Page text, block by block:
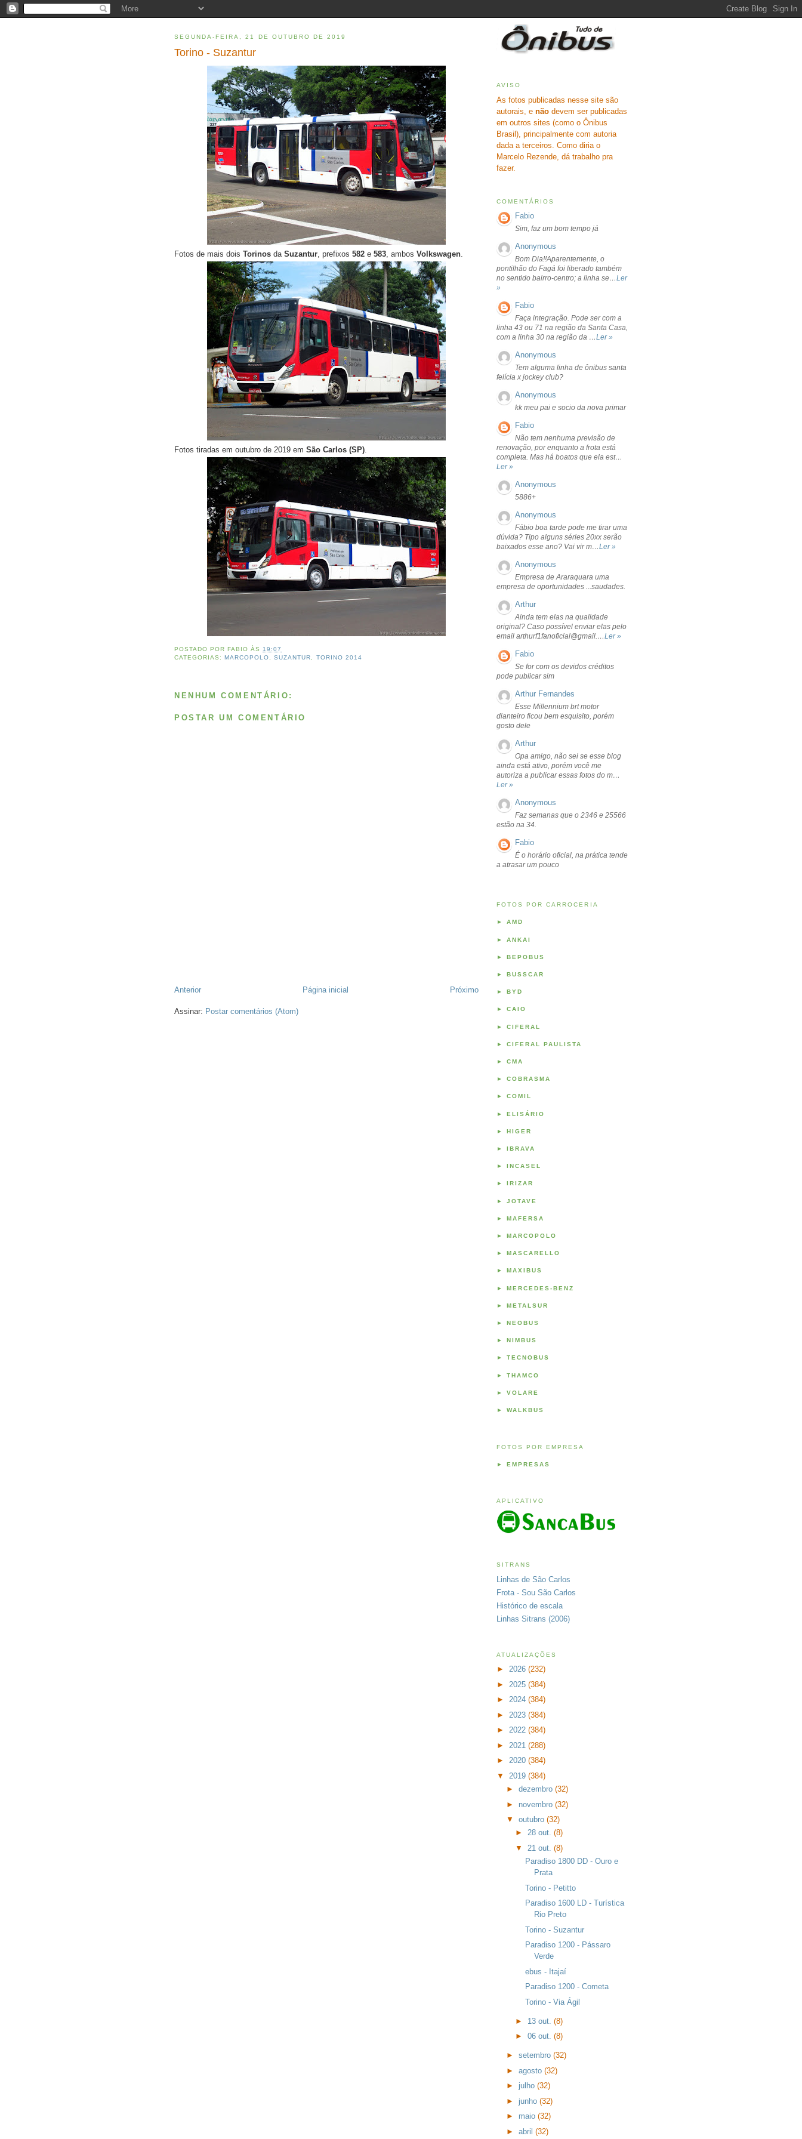
SEGUNDA-FEIRA, 21 DE OUTUBRO DE 2019
Torino - Suzantur
Fotos de mais dois Torinos da Suzantur , prefixos 582 e 583 , ambos Volkswagen
Fotos tiradas em outubro de 2019 em São Carlos (SP)
POSTADO PORFABIO ÀS19:07
CATEGORIAS:MARCOPOLO,SUZANTUR, TORINO 2014
NENHUM COMENTÁRIO:
POSTAR UM COMENTÁRIO
Anterior Próximo
Página inicial
Assinar: Postar comentários (Atom)
AVISO
As fotos publicadas nesse site são
autorais, e não devem ser publicadas
em outros sites (como o Ônibus
Brasil), principalmente com autoria
dada a terceiros. Como diria o
Marcelo Rezende, dá trabalho pra
fazer.
COMENTÁRIOS
Fabio
Sim, faz um bom tempo já
Anonymous
Bom Dia!!Aparentemente, o
pontilhão do Fagá foi liberado também
no sentido bairro-centro; a linha se…Ler
»
Fabio
Faça integração. Pode ser com a
linha 43 ou 71 na região da Santa Casa,
com a linha 30 na região da …Ler »
Anonymous
Tem alguma linha de ônibus santa
felícia x jockey club?
Anonymous
kk meu pai e socio da nova primar
Fabio
Não tem nenhuma previsão de
renovação, por enquanto a frota está
completa. Mas há boatos que ela est…
Ler »
Anonymous
5886+
Anonymous
Fábio boa tarde pode me tirar uma
dúvida? Tipo alguns séries 20xx serão
baixados esse ano? Vai vir m…Ler »
Anonymous
Empresa de Araraquara uma
empresa de oportunidades ...saudades.
Arthur
Ainda tem elas na qualidade
original? Caso possível enviar elas pelo
email arthurf1fanoficial@gmail.…Ler »
Fabio
Se for com os devidos créditos
pode publicar sim
Arthur Fernandes
Esse Millennium brt motor
dianteiro ficou bem esquisito, porém
gosto dele
Arthur
Opa amigo, não sei se esse blog
ainda está ativo, porém você me
autoriza a publicar essas fotos do m…
Ler »
Anonymous
Faz semanas que o 2346 e 25566
estão na 34.
Fabio
É o horário oficial, na prática tende
a atrasar um pouco
FOTOS POR CARROCERIA
► AMD
► ANKAI
► BEPOBUS
► BUSSCAR
► BYD
► CAIO
► CIFERAL
► CIFERAL PAULISTA
► CMA
► COBRASMA
► COMIL
► ELISÁRIO
► HIGER
► IBRAVA
► INCASEL
► IRIZAR
► JOTAVE
► MAFERSA
► MARCOPOLO
► MASCARELLO
► MAXIBUS
► MERCEDES-BENZ
► METALSUR
► NEOBUS
► NIMBUS
► TECNOBUS
► THAMCO
► VOLARE
► WALKBUS
FOTOS POR EMPRESA
► EMPRESAS
APLICATIVO
SITRANS
Linhas de São Carlos
Frota - Sou São Carlos
Histórico de escala
Linhas Sitrans (2006)
ATUALIZAÇÕES
► 2026 (232)
► 2025 (384)
► 2024 (384)
► 2023 (384)
► 2022 (384)
► 2021 (288)
► 2020 (384)
▼ 2019 (384)
► dezembro (32)
► novembro (32)
▼ outubro (32)
►28 out.(8)
▼ 21 out.(8)
Paradiso 1800 DD - Ouro e
Prata
Torino - Petitto
Paradiso 1600 LD - Turística
Rio Preto
Torino - Suzantur
Paradiso 1200 - Pássaro
Verde
ebus - Itajaí
Paradiso 1200 - Cometa
Torino - Via Ágil
► 13 out.(8)
►06 out.(8)
► setembro (32)
► agosto (32)
► julho (32)
► junho (32)
► maio (32)
► abril (32)